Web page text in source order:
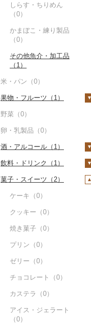
その他海苔・海藻
しらす・ちりめん
（0）
かまぼこ・練り製品
（0）
その他魚介・加工品
（1）
米・パン（0）
果物・フルーツ（1）
ぶどう・マスカット
ドライフルーツ（0）
野菜（0）
卵・乳製品（0）
酒・アルコール（1）
ビール・発泡酒（1）
ビール（0）
発泡酒（0）
地ビール・クラフトビ
日本酒（0）
焼酎（0）
梅酒（0）
泡盛（0）
ワイン（0）
ウイスキー（0）
リキュール・洋酒
ノンアルコール（0）
飲料・ドリンク（1）
水・ミネラルウォータ
（0）
茶（0）
果汁飲料（1）
りんごジュース（0）
みかんジュース（オレ
紅茶（0）
その他飲料・ジュース
菓子・スイーツ（2）
ケーキ（0）
クッキー（0）
焼き菓子（0）
プリン（0）
ゼリー（0）
チョコレート（0）
カステラ（0）
アイス・ジェラート
（0）